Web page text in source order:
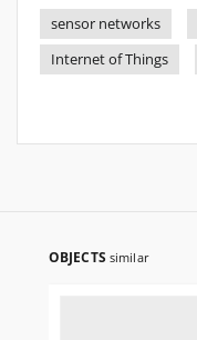
sensor networks
Internet of Things
OBJECTS similar